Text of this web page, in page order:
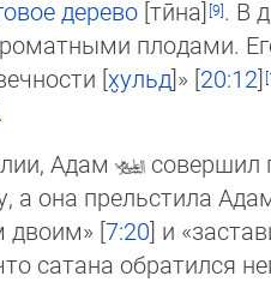
дерево [тӣ­на]
. В
плода­ми.
[х̮ульд]» [20:12]
.
Адам
совершил
а она прельстила
двоим» [7:20] и
сатана обратился